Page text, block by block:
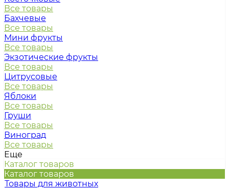
Все товары
Бахчевые
Все товары
Мини фрукты
Все товары
Экзотические фрукты
Все товары
Цитрусовые
Все товары
Яблоки
Все товары
Груши
Все товары
Виноград
Все товары
Еще
Каталог товаров
Каталог товаров
Товары для животных